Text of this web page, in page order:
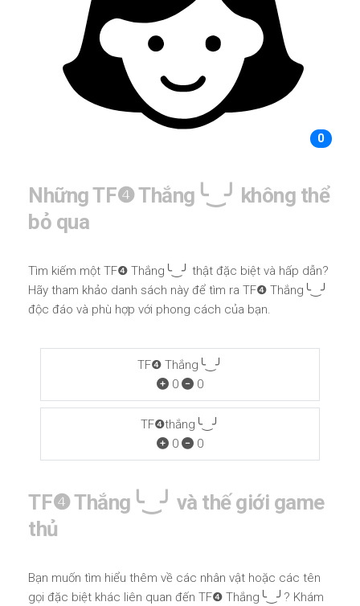
0
Những TF❹ Thắng╰‿╯ không thể
bỏ qua
Tìm kiếm một TF❹ Thắng╰‿╯ thật đặc biệt và hấp dẫn?
Hãy tham khảo danh sách này để tìm ra TF❹ Thắng╰‿╯
độc đáo và phù hợp với phong cách của bạn.
TF❹ Thắng╰‿╯
0
0
TF❹thắng╰‿╯
0
0
TF❹ Thắng╰‿╯ và thế giới game
thủ
Bạn muốn tìm hiểu thêm về các nhân vật hoặc các tên
gọi đặc biệt khác liên quan đến TF❹ Thắng╰‿╯? Khám